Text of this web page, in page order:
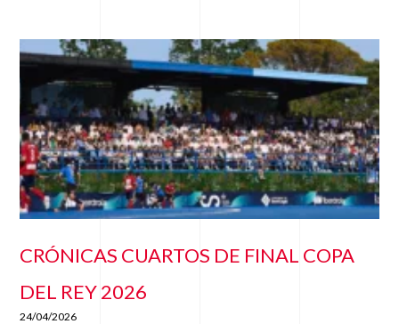
CRÓNICAS CUARTOS DE FINAL COPA
DEL REY 2026
24/04/2026